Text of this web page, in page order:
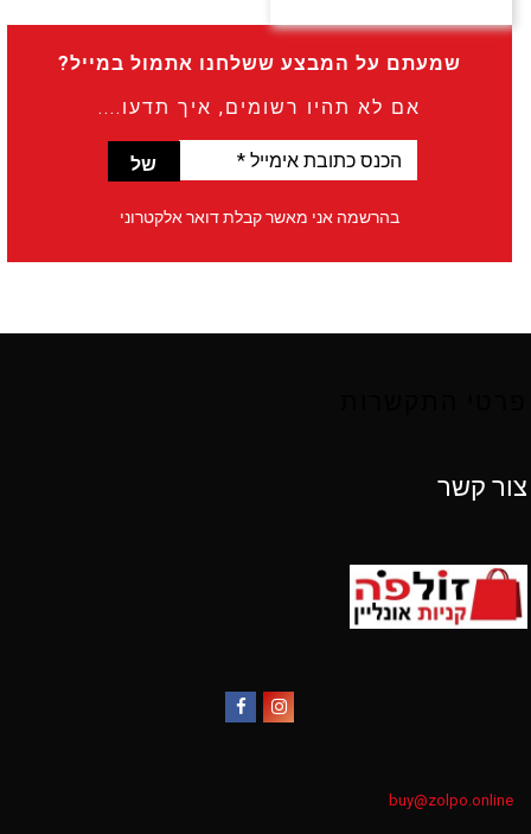
שמעתם על המבצע ששלחנו אתמול במייל?
אם לא תהיו רשומים, איך תדעו....
כתובת
*
בהרשמה אני מאשר קבלת דואר אלקטרוני
צור קשר
buy@zolpo.online